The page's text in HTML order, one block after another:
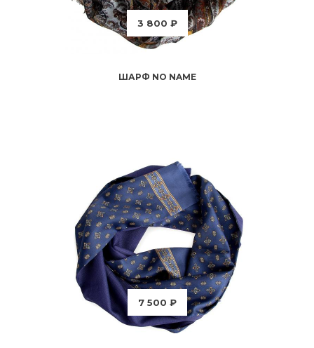
3 800 ₽
ШАРФ NO NAME
7 500 ₽